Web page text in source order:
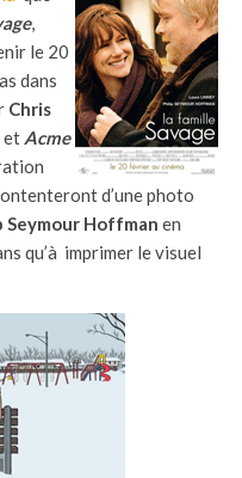
,
le 20
dans
Chris
et Acme
d’une photo
Seymour Hoffman en
qu’à imprimer le visuel